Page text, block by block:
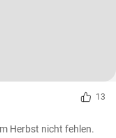
13
Herbst nicht fehlen.